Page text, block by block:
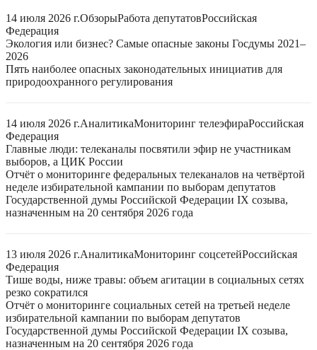
14 июля 2026 г.ОбзорыРабота депутатовРоссийская
Федерация
Экология или бизнес? Самые опасные законы Госдумы 2021–
2026
Пять наиболее опасных законодательных инициатив для
природоохранного регулирования
14 июля 2026 г.АналитикаМониторинг телеэфираРоссийская
Федерация
Главные люди: телеканалы посвятили эфир не участникам
выборов, а ЦИК России
Отчёт о мониторинге федеральных телеканалов на четвёртой
неделе избирательной кампании по выборам депутатов
Государственной думы Российской Федерации IX созыва,
назначенным на 20 сентября 2026 года
13 июля 2026 г.АналитикаМониторинг соцсетейРоссийская
Федерация
Тише воды, ниже травы: объем агитации в социальных сетях
резко сократился
Отчёт о мониторинге социальных сетей на третьей неделе
избирательной кампании по выборам депутатов
Государственной думы Российской Федерации IX созыва,
назначенным на 20 сентября 2026 года